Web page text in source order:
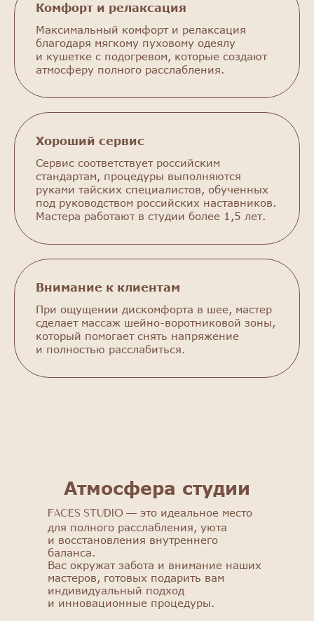
Комфорт и релаксация
Максимальный комфорт и релаксация
благодаря мягкому пуховому одеялу
и кушетке с подогревом, которые создают
атмосферу полного расслабления.
Хороший сервис
Сервис соответствует российским
стандартам, процедуры выполняются
руками тайских специалистов, обученных
под руководством российских наставников.
Мастера работают в студии более 1,5 лет.
Внимание к клиентам
При ощущении дискомфорта в шее, мастер
сделает массаж шейно-воротниковой зоны,
который помогает снять напряжение
и полностью расслабиться.
Атмосфера студии
FACES STUDIO — это идеальное место
для полного расслабления, уюта
и восстановления внутреннего
баланса.
Вас окружат забота и внимание наших
мастеров, готовых подарить вам
индивидуальный подход
и инновационные процедуры.
Познакомьтесь с нашим салоном: